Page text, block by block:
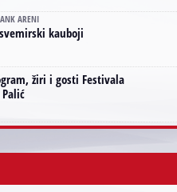
ARENI
kauboji
žiri i gosti Festivala